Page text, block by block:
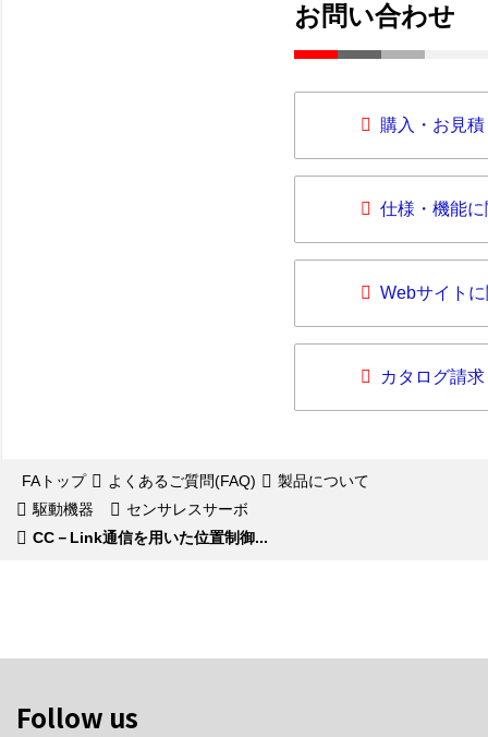
お問い合わせ
購入・お見
仕様・機能
Webサイト
カタログ請求
FAトップ よくあるご質問(FAQ)
製品について
駆動機器
センサレスサーボ
CC－Link通信を用いた位置制御...
Follow us